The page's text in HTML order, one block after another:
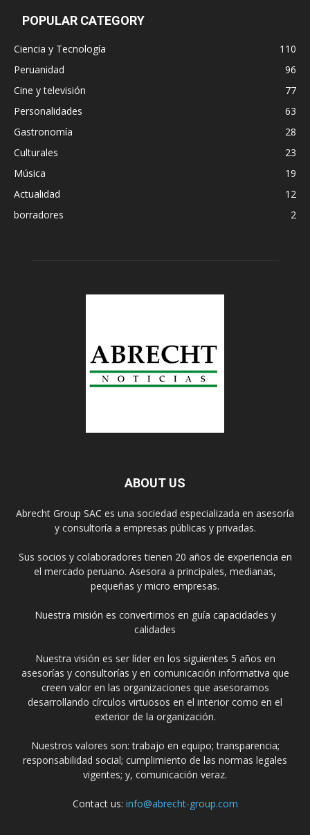
POPULAR CATEGORY
Ciencia y Tecnología
110
Peruanidad
96
Cine y televisión
77
Personalidades
63
Gastronomía
28
Culturales
23
Música
19
Actualidad
12
borradores
2
ABOUT US
Abrecht Group SAC es una sociedad especializada en asesoría
y consultoría a empresas públicas y privadas.
Sus socios y colaboradores tienen 20 años de experiencia en
el mercado peruano. Asesora a principales, medianas,
pequeñas y micro empresas.
Nuestra misión es convertirnos en guía capacidades y
calidades
Nuestra visión es ser líder en los siguientes 5 años en
asesorías y consultorías y en comunicación informativa que
creen valor en las organizaciones que asesoramos
desarrollando círculos virtuosos en el interior como en el
exterior de la organización.
Nuestros valores son: trabajo en equipo; transparencia;
responsabilidad social; cumplimiento de las normas legales
vigentes; y, comunicación veraz.
Contact us: info@abrecht-group.com